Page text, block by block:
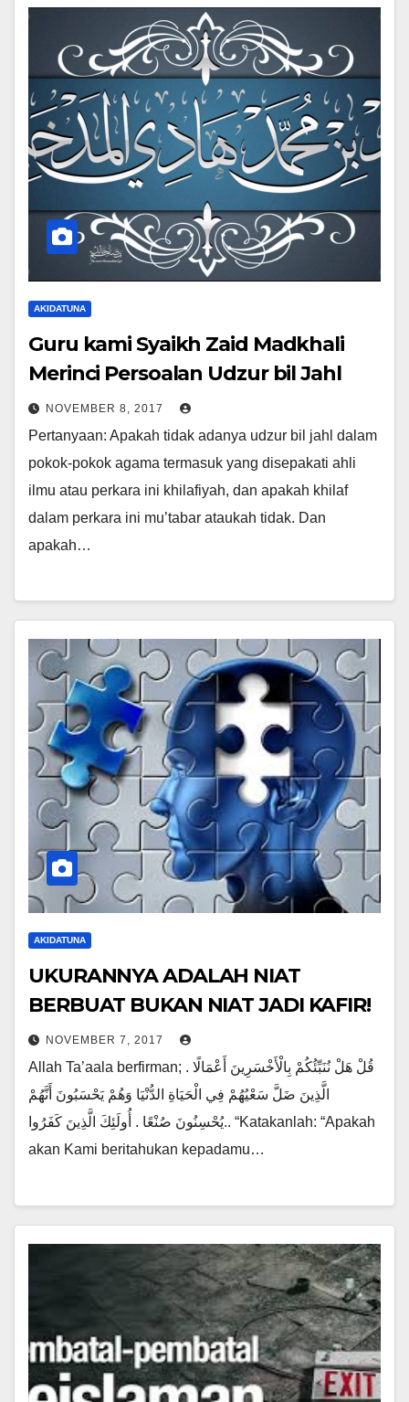
AKIDATUNA
Guru kami Syaikh Zaid Madkhali
Merinci Persoalan Udzur bil Jahl
NOVEMBER 8, 2017
Pertanyaan: Apakah tidak adanya udzur bil jahl dalam
pokok-pokok agama termasuk yang disepakati ahli
ilmu atau perkara ini khilafiyah, dan apakah khilaf
dalam perkara ini mu’tabar ataukah tidak. Dan
apakah…
AKIDATUNA
UKURANNYA ADALAH NIAT
BERBUAT BUKAN NIAT JADI KAFIR!
NOVEMBER 7, 2017
Allah Ta’aala berfirman; قُلْ هَلْ نُنَبِّئُكُمْ بِالْأَخْسَرِينَ أَعْمَالًا .
الَّذِينَ ضَلَّ سَعْيُهُمْ فِي الْحَيَاةِ الدُّنْيَا وَهُمْ يَحْسَبُونَ أَنَّهُمْ
يُحْسِنُونَ صُنْعًا . أُولَئِكَ الَّذِينَ كَفَرُوا.. “Katakanlah: “Apakah
akan Kami beritahukan kepadamu…